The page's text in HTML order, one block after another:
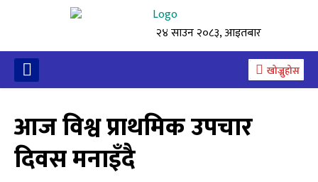
२४ साउन २०८३, आइतबार
खोज्नुहोस
आज विश्व प्राथमिक उपचार
दिवस मनाइँदै